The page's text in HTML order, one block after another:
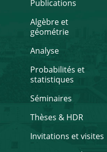
Publications
Algèbre et
géométrie
Analyse
Probabilités et
statistiques
Séminaires
Thèses & HDR
Invitations et visites